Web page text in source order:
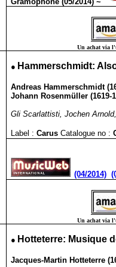
Un achat via
● Hammerschmidt:
Andreas Hammerschmidt
Johann Rosenmüller
Gli Scarlattisti, Jochen
Label : CarusCatalogue no :
(04/2014)
Un achat via
● Hotteterre: Musique
Jacques-Martin Hotteterre